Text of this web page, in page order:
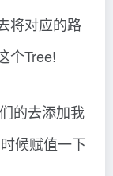
将对应的路
个Tree!
的去添加我
候赋值一下